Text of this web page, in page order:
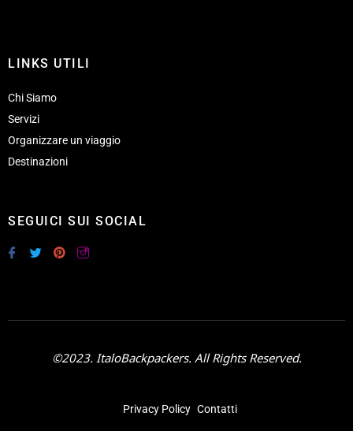
LINKS UTILI
Chi Siamo
Servizi
Organizzare un viaggio
Destinazioni
SEGUICI SUI SOCIAL
©2023. ItaloBackpackers. All Rights Reserved.
Privacy Policy Contatti